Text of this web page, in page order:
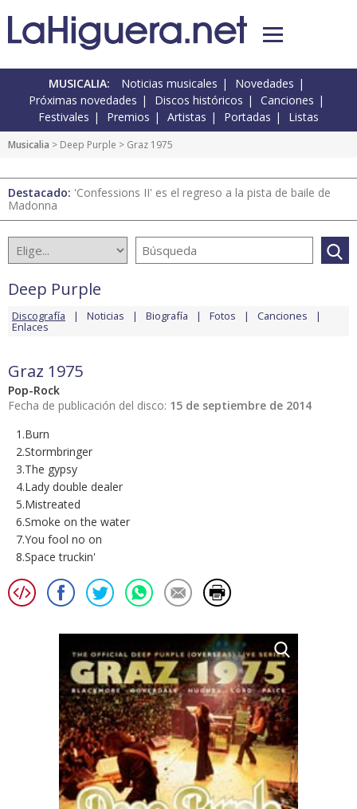
MUSICALIA: Noticias musicales
Novedades
Próximas novedades
Discos históricos
Canciones
Festivales
Premios Artistas Portadas Listas
Musicalia > Deep Purple > Graz 1975
Destacado: 'Confessions II' es el regreso a la pista de baile de
Madonna
Deep Purple
Discografía Noticias Biografía Fotos Canciones
Enlaces
Graz 1975
Pop-Rock
Fecha de publicación del disco: 15 de septiembre de 2014
1.Burn
2.Stormbringer
3.The gypsy
4.Lady double dealer
5.Mistreated
6.Smoke on the water
7.You fool no on
8.Space truckin'